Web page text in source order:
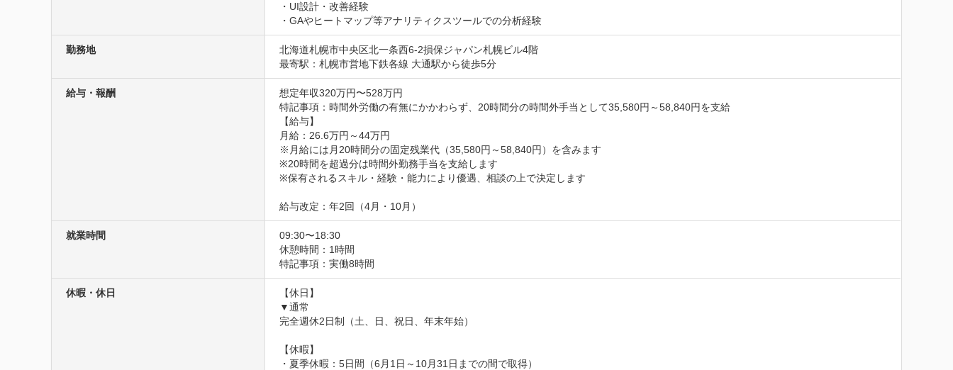
・UI設計・改善経験
・GAやヒートマップ等アナリティクスツールでの分析経験
勤務地
北海道札幌市中央区北一条西6-2損保ジャパン札幌ビル4階
最寄駅：札幌市営地下鉄各線 大通駅から徒歩5分
給与・報酬
想定年収320万円〜528万円
特記事項：時間外労働の有無にかかわらず、20時間分の時間外手当として35,580円～58,840円を支給
【給与】
月給：26.6万円～44万円
※月給には月20時間分の固定残業代（35,580円～58,840円）を含みます
※20時間を超過分は時間外勤務手当を支給します
※保有されるスキル・経験・能力により優遇、相談の上で決定します
給与改定：年2回（4月・10月）
就業時間
09:30〜18:30
休憩時間：1時間
特記事項：実働8時間
休暇・休日
【休日】
▼通常
完全週休2日制（土、日、祝日、年末年始）
【休暇】
・夏季休暇：5日間（6月1日～10月31日までの間で取得）